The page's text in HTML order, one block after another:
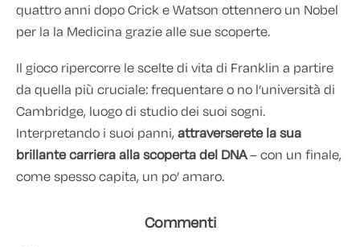
quattro anni dopo Crick e Watson ottennero un Nobel
per la la Medicina grazie alle sue scoperte.
Il gioco ripercorre le scelte di vita di Franklin a partire
da quella più cruciale: frequentare o no l’università di
Cambridge, luogo di studio dei suoi sogni.
Interpretando i suoi panni,attraverserete la sua
brillante carriera alla scoperta del DNA– con un finale,
come spesso capita, un po’ amaro.
Commenti